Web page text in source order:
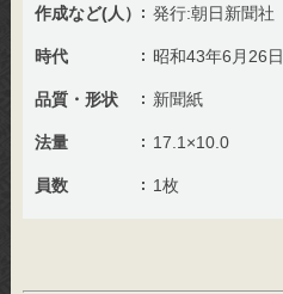
作成など(人） 発行:朝日新聞社
時代 昭和43年6月26日
品質・形状 新聞紙
法量 17.1×10.0
員数 1枚